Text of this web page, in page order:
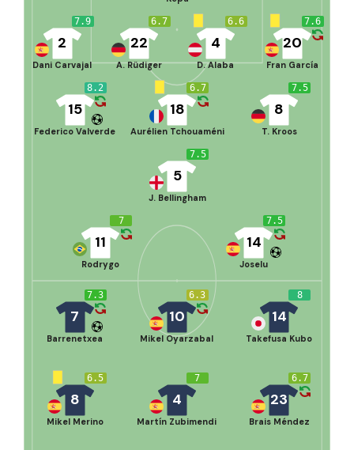
7.6
20
Fran García
6.6
4
D. Alaba
6.7
22
A. Rüdiger
7.9
2
Dani Carvajal
7.5
8
T. Kroos
6.7
18
Aurélien Tchouaméni
8.2
15
Federico Valverde
7.5
5
J. Bellingham
7.5
14
Joselu
7
11
Rodrygo
6.5
8
Mikel Merino
7
4
Martín Zubimendi
6.7
23
Brais Méndez
7.3
7
Barrenetxea
6.3
10
Mikel Oyarzabal
8
14
Takefusa Kubo